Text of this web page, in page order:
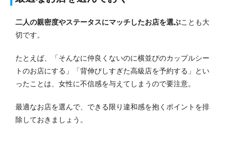
二人の親密度やステータスにマッチしたお店を選ぶことも大
切です。
たとえば、「そんなに仲良くないのに横並びのカップルシー
トのお店にする」「背伸びしすぎた高級店を予約する」とい
ったことは、女性に不信感を与えてしまうので要注意。
最適なお店を選んで、できる限り違和感を抱くポイントを排
除しておきましょう。